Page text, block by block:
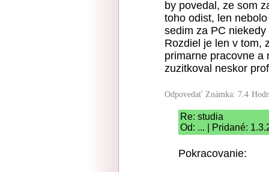
by povedal, ze som
toho odist, len
sedim za PC
Rozdiel je len v tom,
primarne pracovne a
zuzitkoval neskor
Odpovedať Známka: 7.4
Re: studia
Od: ... | Pridané:
Pokracovanie: